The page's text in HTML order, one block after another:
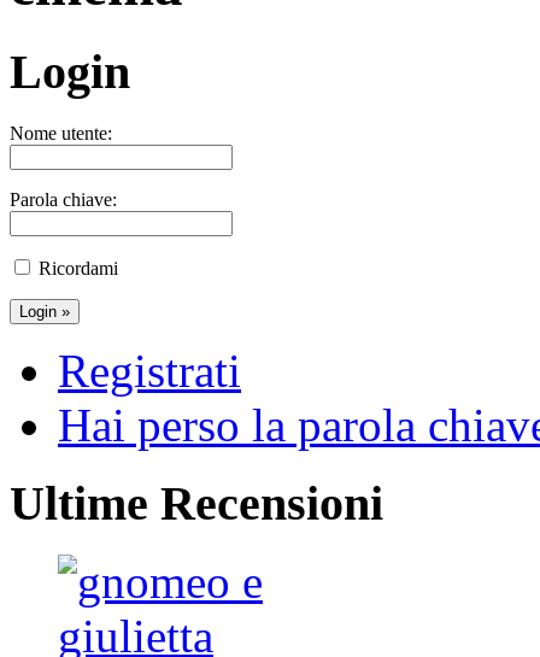
Login
Nome utente:
Parola chiave:
Ricordami
Registrati
Hai perso la parola
Ultime Recensioni